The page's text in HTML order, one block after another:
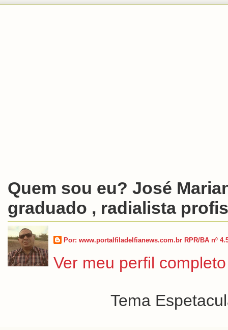
Quem sou eu? José
graduado , radialista
Por: www.portalfiladelfianews.com.br RPR/BA nº
Ver meu perfil completo
Tema